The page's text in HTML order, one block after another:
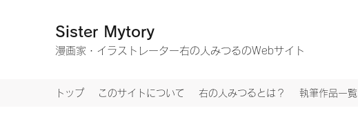
Sister Mytory
​漫画家・イラストレーター右の人みつるのWebサイト
トップ このサイトについて 右の人みつるとは？ 執筆作品一覧